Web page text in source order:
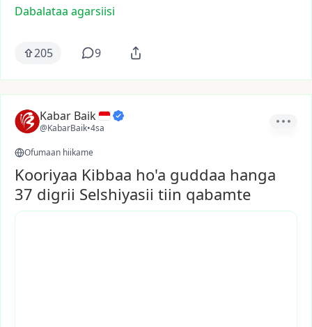
Dabalataa agarsiisi
205 9
Kabar Baik
@KabarBaik•4sa
Ofumaan hiikame
Kooriyaa Kibbaa ho'a guddaa hanga
37 digrii Selshiyasii tiin qabamte